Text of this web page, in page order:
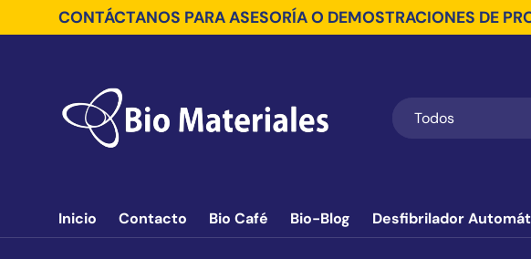
Ir al contenido
CONTÁCTANOS PARA ASESORÍA O DEMOSTRACIONES DE
Todos
Inicio Contacto Bio Café Bio-Blog Desfibrilador